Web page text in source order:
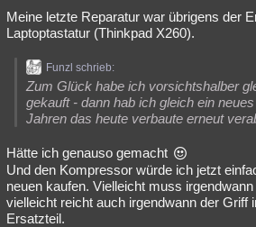
Meine letzte Reparatur war übrigens der
Laptoptastatur (Thinkpad X260).
Funzl schrieb:
Zum Glück habe ich vorsichtshalber
gekauft - dann hab ich gleich ein
Jahren das heute verbaute erneut
Hätte ich genauso gemacht
Und den Kompressor würde ich jetzt
neuen kaufen. Vielleicht muss
vielleicht reicht auch irgendwann der Griff
Ersatzteil.